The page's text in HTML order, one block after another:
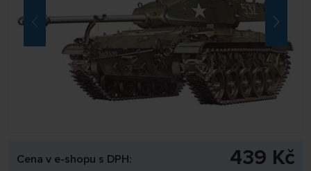
Cena v e-shopu s DPH: 439 Kč